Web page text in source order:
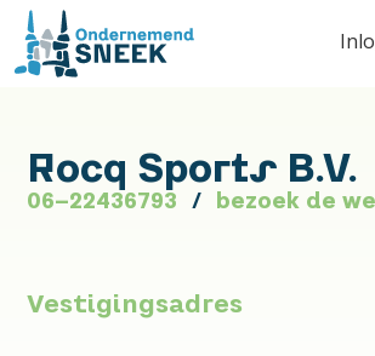
Rocq Sports B.V.
06-22436793 bezoek de
Vestigingsadres